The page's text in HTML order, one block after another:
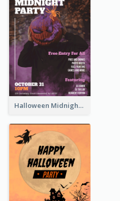
Halloween Midnight Party Poster